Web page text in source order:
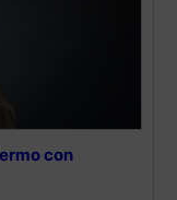
con